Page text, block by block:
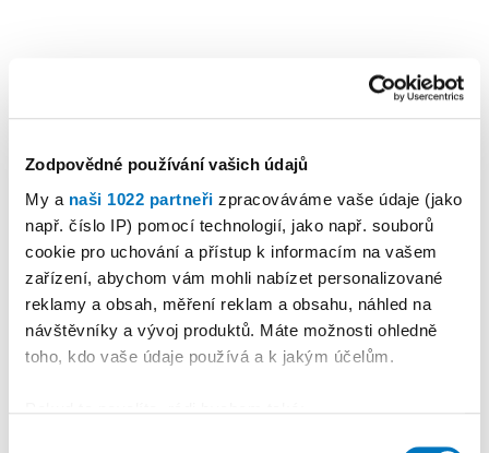
Zodpovědné používání vašich údajů
My a naši 1022 partneři zpracováváme vaše údaje (jako
např. číslo IP) pomocí technologií, jako např. souborů
cookie pro uchování a přístup k informacím na vašem
zařízení, abychom vám mohli nabízet personalizované
reklamy a obsah, měření reklam a obsahu, náhled na
návštěvníky a vývoj produktů. Máte možnosti ohledně
toho, kdo vaše údaje používá a k jakým účelům.
KALENDÁŘ AKCÍ Další